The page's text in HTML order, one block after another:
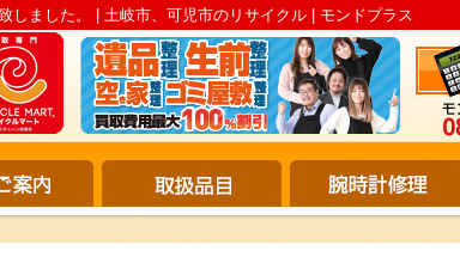
しました。 | 土岐市、可児市のリサイクル | モンドプラス